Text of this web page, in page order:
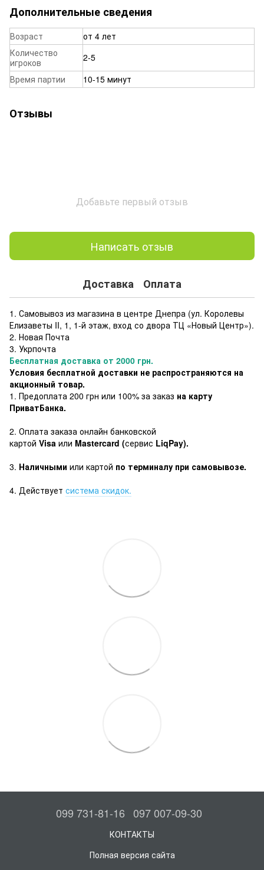
Дополнительные сведения
Возраст
от 4 лет
Количество
игроков
2-5
Время партии
10-15 минут
Отзывы
Добавьте первый отзыв
Написать отзыв
Доставка Оплата
1. Самовывоз из магазина в центре Днепра (ул. Королевы
Елизаветы II, 1, 1-й этаж, вход со двора ТЦ «Новый Центр»).
2. Новая Почта
3. Укрпочта
Бесплатная доставка от 2000 грн.
Условия бесплатной доставки не распространяются на
акционный товар.
1. Предоплата 200 грн или 100% за заказ на карту
ПриватБанка.
2. Оплата заказа онлайн банковской
картой Visa или Mastercard (сервис LiqPay).
3. Наличными или картой по терминалу при самовывозе.
4. Действует система скидок.
099 731-81-16 097 007-09-30
КОНТАКТЫ
Полная версия сайта